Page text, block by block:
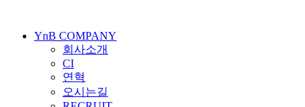
YnB COMPANY
회사소개
CI
연혁
오시는길